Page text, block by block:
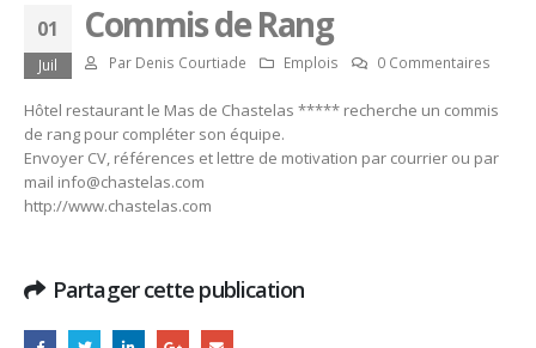
01
Juil
Commis de Rang
Par Denis Courtiade Emplois 0 Commentaires
Hôtel restaurant le Mas de Chastelas ***** recherche un commis
de rang pour compléter son équipe.
Envoyer CV, références et lettre de motivation par courrier ou par
mail info@chastelas.com
http://www.chastelas.com
Partager cette publication